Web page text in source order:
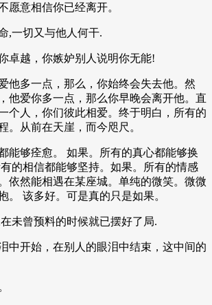
愿意相信你已经离开。
,一切又与他人何干.
卓越，你嫉妒别人说明你无能!
他多一点，那么，你始终会失去他。然
他爱你多一点，那么你早晚会离开他。直
个人，你们彼此相爱。终于明白，所有的
。从前在天崖，而今咫尺。
能够痊愈。 如果。所有的真心都能够换
的相信都能够坚持。如果。所有的情感
依然能相遇在某座城。单纯的微笑。微微
。 该多好。可是真的只是如果。
未曾预料的时候就已摆好了局.
中开始，在别人的眼泪中结束，这中间的